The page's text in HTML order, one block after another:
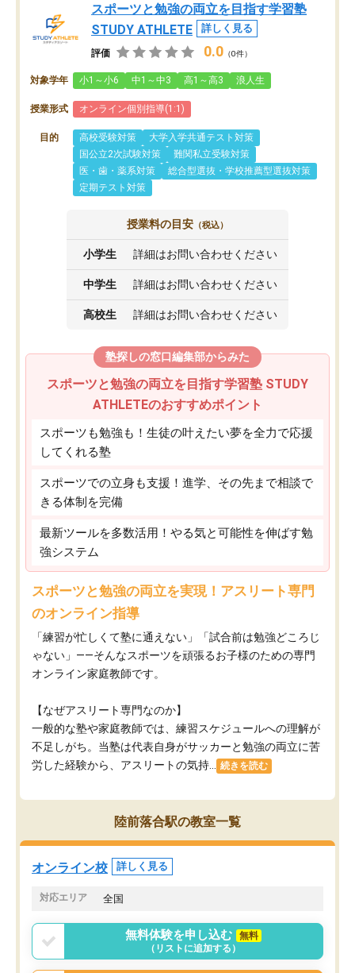
スポーツと勉強の両立を目指す学習塾
STUDY ATHLETE
詳しく見る
評価 0.0 （0件）
対象学年 小1～小6 中1～中3 高1～高3 浪人生
授業形式 オンライン個別指導(1:1)
目的 高校受験対策
大学入学共通テスト対策
国公立2次試験対策
難関私立受験対策
医・歯・薬系対策
総合型選抜・学校推薦型選抜対策
定期テスト対策
授業料の目安 （税込）
小学生 詳細はお問い合わせください
中学生 詳細はお問い合わせください
高校生 詳細はお問い合わせください
塾探しの窓口編集部からみた
スポーツと勉強の両立を目指す学習塾 STUDY
ATHLETEのおすすめポイント
スポーツも勉強も！生徒の叶えたい夢を全力で応援
してくれる塾
スポーツでの立身も支援！進学、その先まで相談で
きる体制を完備
最新ツールを多数活用！やる気と可能性を伸ばす勉
強システム
スポーツと勉強の両立を実現！アスリート専門
のオンライン指導
「練習が忙しくて塾に通えない」「試合前は勉強どころじ
ゃない」——そんなスポーツを頑張るお子様のための専門
オンライン家庭教師です。
【なぜアスリート専門なのか】
一般的な塾や家庭教師では、練習スケジュールへの理解が
不足しがち。当塾は代表自身がサッカーと勉強の両立に苦
労した経験から、アスリートの気持...
続きを読む
陸前落合駅の教室一覧
オンライン校 詳しく見る
対応エリア 全国
無料体験を申し込む
無料
（リストに追加する）